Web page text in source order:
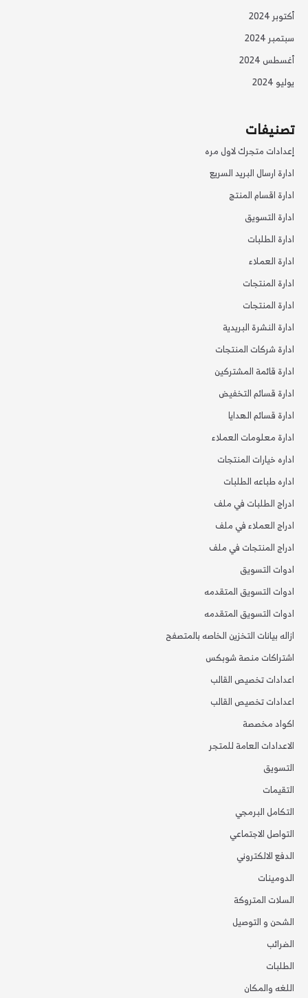
أكتوبر 2024
سبتمبر 2024
أغسطس 2024
يوليو 2024
تصنيفات
إعدادات متجرك لاول مره
ادارة ارسال البريد السريع
ادارة اقسام المنتج
ادارة التسويق
ادارة الطلبات
ادارة العملاء
ادارة المنتجات
ادارة المنتجات
ادارة النشرة البريدية
ادارة شركات المنتجات
ادارة قائمة المشتركين
ادارة قسائم التخفيض
ادارة قسائم الهدايا
ادارة معلومات العملاء
اداره خيارات المنتجات
اداره طباعه الطلبات
ادراج الطلبات في ملف
ادراج العملاء في ملف
ادراج المنتجات في ملف
ادوات التسويق
ادوات التسويق المتقدمه
ادوات التسويق المتقدمه
ازاله بيانات التخزين الخاصه بالمتصفح
اشتراكات منصة شوبكس
اعدادات تخصيص القالب
اعدادات تخصيص القالب
اكواد مخصصة
الاعدادات العامة للمتجر
التسويق
التقيمات
التكامل البرمجي
التواصل الاجتماعي
الدفع الالكتروني
الدومينات
السلات المتروكة
الشحن و التوصيل
الضرائب
الطلبات
اللغه والمكان